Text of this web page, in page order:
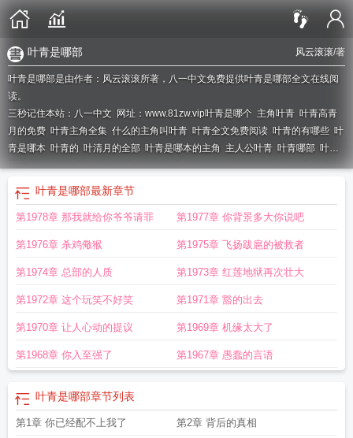
风云滚滚/著
叶青是哪部
叶青是哪部是由作者：风云滚滚所著，八一中文免费提供叶青是哪部全文在线阅
读。
三秒记住本站：八一中文 网址：www.81zw.vip叶青是哪个 主角叶青 叶青高青
月的免费 叶青主角全集 什么的主角叫叶青 叶青全文免费阅读 叶青的有哪些 叶
青是哪本 叶青的 叶清月的全部 叶青是哪本的主角 主人公叶青 叶青哪部 叶青
高清月笔趣阁免费阅读叶青和高清月免费阅读全文叶青高清月全文免费阅读
清月作品 主角叫叶青高清月名字是什么
名叶青
费阅读叶青是什么叶青叫什么名字 叶青 主角叶青高清月最新章节更新笔趣
yeqing
叶青什么 叶青是哪部的主角 主角叶青免费阅读叶青 叶青高清月目录列
表叶清高青月免费阅读
叶青是哪部最新章节
第1978章 那我就给你爷爷请罪 第1977章 你背景多大你说吧
第1976章 杀鸡儆猴 第1975章 飞扬跋扈的被救者
第1974章 总部的人质 第1973章 红莲地狱再次壮大
第1972章 这个玩笑不好笑 第1971章 豁的出去
第1970章 让人心动的提议 第1969章 机缘太大了
第1968章 你入至强了 第1967章 愚蠢的言语
叶青是哪部章节列表
第1章 你已经配不上我了 第2章 背后的真相